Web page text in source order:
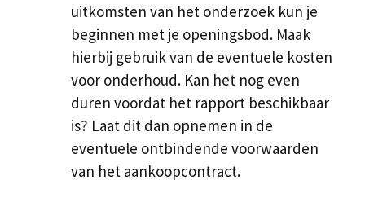
uitkomsten van het onderzoek kun je
beginnen met je openingsbod. Maak
hierbij gebruik van de eventuele kosten
voor onderhoud. Kan het nog even
duren voordat het rapport beschikbaar
is? Laat dit dan opnemen in de
eventuele ontbindende voorwaarden
van het aankoopcontract.